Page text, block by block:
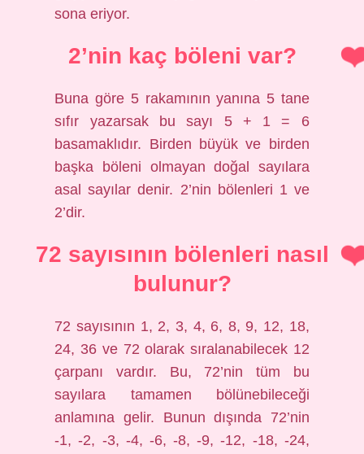
sona eriyor.
2’nin kaç böleni var?
Buna göre 5 rakamının yanına 5 tane
sıfır yazarsak bu sayı 5 + 1 = 6
basamaklıdır. Birden büyük ve birden
başka böleni olmayan doğal sayılara
asal sayılar denir. 2’nin bölenleri 1 ve
2’dir.
72 sayısının bölenleri nasıl
bulunur?
72 sayısının 1, 2, 3, 4, 6, 8, 9, 12, 18,
24, 36 ve 72 olarak sıralanabilecek 12
çarpanı vardır. Bu, 72’nin tüm bu
sayılara tamamen bölünebileceği
anlamına gelir. Bunun dışında 72’nin
-1, -2, -3, -4, -6, -8, -9, -12, -18, -24,